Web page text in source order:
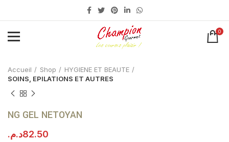
0
Accueil Shop
HYGIENE ET BEAUTE
SOINS, EPILATIONS ET AUTRES
NG GEL NETOYAN
82.50د.م.